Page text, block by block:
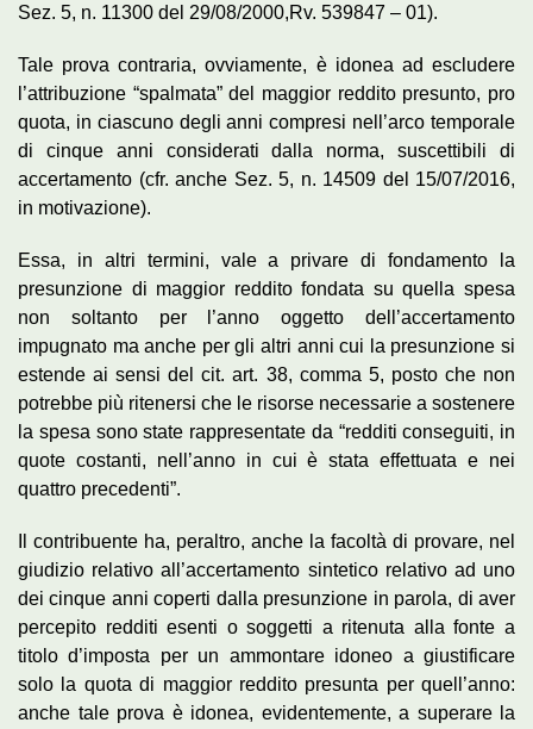
Sez. 5, n. 11300 del 29/08/2000,Rv. 539847 – 01).
Tale prova contraria, ovviamente, è idonea ad escludere
l’attribuzione “spalmata” del maggior reddito presunto, pro
quota, in ciascuno degli anni compresi nell’arco temporale
di cinque anni considerati dalla norma, suscettibili di
accertamento (cfr. anche Sez. 5, n. 14509 del 15/07/2016,
in motivazione).
Essa, in altri termini, vale a privare di fondamento la
presunzione di maggior reddito fondata su quella spesa
non soltanto per l’anno oggetto dell’accertamento
impugnato ma anche per gli altri anni cui la presunzione si
estende ai sensi del cit. art. 38, comma 5, posto che non
potrebbe più ritenersi che le risorse necessarie a sostenere
la spesa sono state rappresentate da “redditi conseguiti, in
quote costanti, nell’anno in cui è stata effettuata e nei
quattro precedenti”.
Il contribuente ha, peraltro, anche la facoltà di provare, nel
giudizio relativo all’accertamento sintetico relativo ad uno
dei cinque anni coperti dalla presunzione in parola, di aver
percepito redditi esenti o soggetti a ritenuta alla fonte a
titolo d’imposta per un ammontare idoneo a giustificare
solo la quota di maggior reddito presunta per quell’anno:
anche tale prova è idonea, evidentemente, a superare la